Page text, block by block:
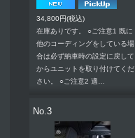
34,800円(税込)
在庫ありです。 ○ご注意1 既に
他のコーディングをしている場
合は必ず納車時の設定に戻して
からユニットを取り付けてくだ
さい。 ○ご注意2 適…
No.3